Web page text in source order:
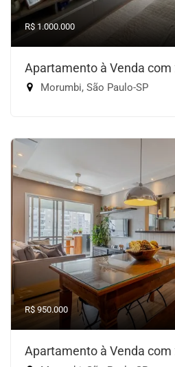
R$ 1.000.000
Apartamento à Venda com
Morumbi, São Paulo-SP
R$ 950.000
Apartamento à Venda com